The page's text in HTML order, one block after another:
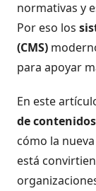
normativas y
Por eso los
(CMS)
para apoyar
En este
de contenidos
cómo la
está